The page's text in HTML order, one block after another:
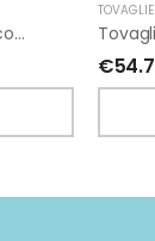
Porta Posate In Abaca 4 Scomparti
€